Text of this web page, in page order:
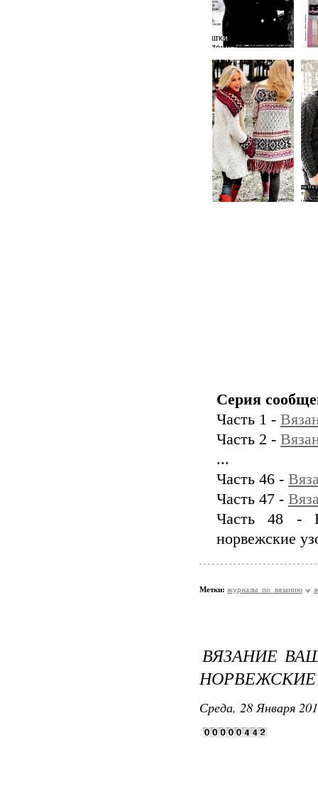
Серия
Часть 1 -
Часть 2 -
...
Часть 46 -
Часть 47 -
Часть 48 -
норвежские
Метки: журналы_по_вязанию
ВЯЗАНИЕ
Среда, 28 Января